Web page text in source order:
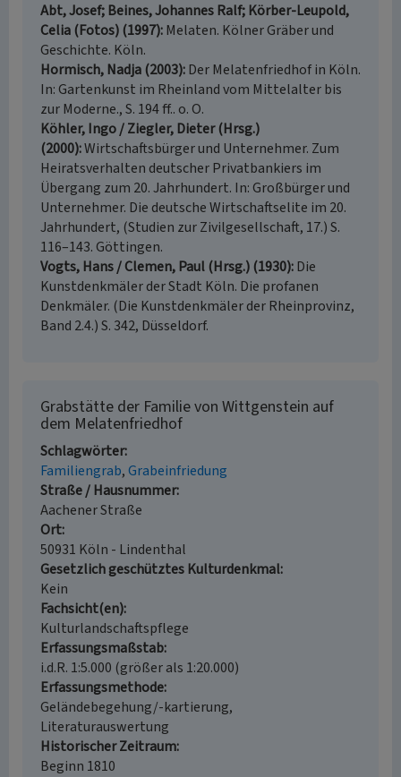
Abt, Josef; Beines, Johannes Ralf; Körber-Leupold,
Celia (Fotos) (1997) Melaten. Kölner Gräber und
Geschichte. Köln.
Hormisch, Nadja (2003) Der Melatenfriedhof in Köln.
In: Gartenkunst im Rheinland vom Mittelalter bis
zur Moderne., S. 194 ff.. o. O.
Köhler, Ingo / Ziegler, Dieter (Hrsg.)
(2000) Wirtschaftsbürger und Unternehmer. Zum
Heiratsverhalten deutscher Privatbankiers im
Übergang zum 20. Jahrhundert. In: Großbürger und
Unternehmer. Die deutsche Wirtschaftselite im 20.
Jahrhundert, (Studien zur Zivilgesellschaft, 17.) S.
116–143. Göttingen.
Vogts, Hans / Clemen, Paul (Hrsg.) (1930) Die
Kunstdenkmäler der Stadt Köln. Die profanen
Denkmäler. (Die Kunstdenkmäler der Rheinprovinz,
Band 2.4.) S. 342, Düsseldorf.
Grabstätte der Familie von Wittgenstein auf
dem Melatenfriedhof
Schlagwörter
Familiengrab Grabeinfriedung
Straße / Hausnummer
Aachener Straße
Ort
50931 Köln - Lindenthal
Gesetzlich geschütztes Kulturdenkmal
Kein
Fachsicht(en)
Kulturlandschaftspflege
Erfassungsmaßstab
i.d.R. 1:5.000 (größer als 1:20.000)
Erfassungsmethode
Geländebegehung/-kartierung,
Literaturauswertung
Historischer Zeitraum
Beginn 1810